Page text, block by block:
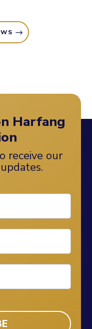
Harfang
receive our